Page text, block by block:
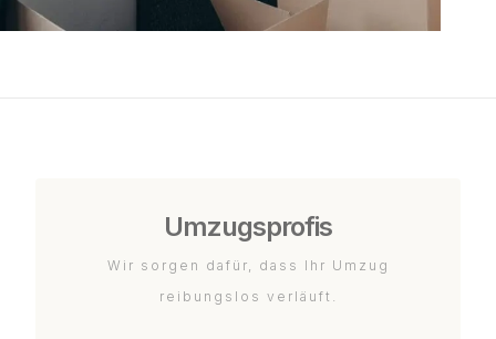
Umzugsprofis
Wir sorgen dafür, dass Ihr Umzug
reibungslos verläuft.